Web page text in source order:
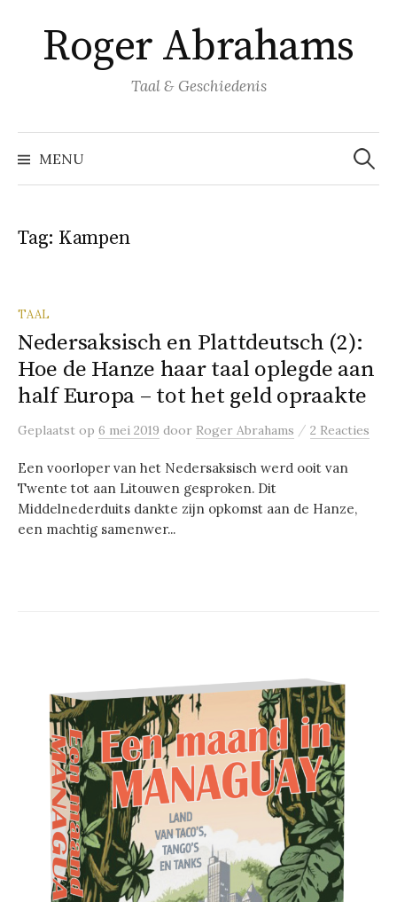
inhoud
springen
Roger Abrahams
Taal & Geschiedenis
MENU
Zoeken
naar:
Tag: Kampen
TAAL
Nedersaksisch en Plattdeutsch (2):
Hoe de Hanze haar taal oplegde aan
half Europa – tot het geld opraakte
Geplaatst op 6 mei 2019 door Roger Abrahams / 2 Reacties
Een voorloper van het Nedersaksisch werd ooit van
Twente tot aan Litouwen gesproken. Dit
Middelnederduits dankte zijn opkomst aan de Hanze,
een machtig samenwer...